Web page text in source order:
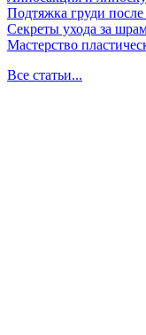
Подтяжка груди
Секреты ухода за
Мастерство
Все статьи...